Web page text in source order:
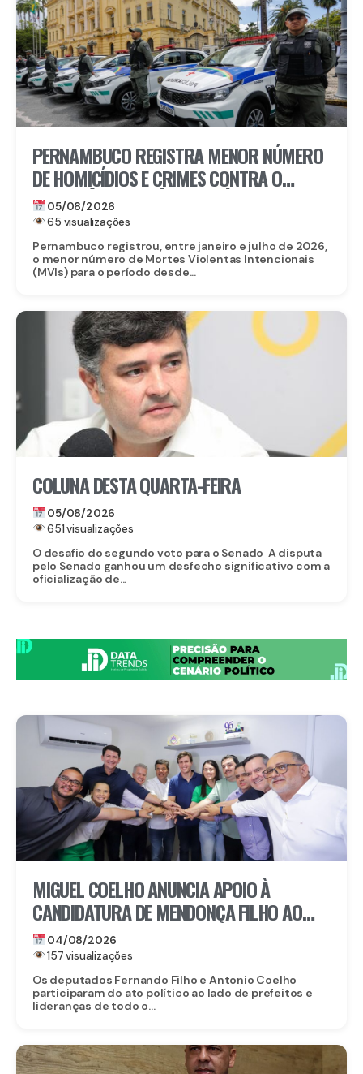
PERNAMBUCO REGISTRA MENOR NÚMERO
DE HOMICÍDIOS E CRIMES CONTRA O
PATRIMÔNIO DA SÉRIE HISTÓRICA NOS
SETE PRIMEIROS MESES DE 2026
05/08/2026
65 visualizações
Pernambuco registrou, entre janeiro e julho de 2026,
o menor número de Mortes Violentas Intencionais
(MVIs) para o período desde...
COLUNA DESTA QUARTA-FEIRA
05/08/2026
651 visualizações
O desafio do segundo voto para o Senado A disputa
pelo Senado ganhou um desfecho significativo com a
oficialização de...
MIGUEL COELHO ANUNCIA APOIO À
CANDIDATURA DE MENDONÇA FILHO AO
SENADO
04/08/2026
157 visualizações
Os deputados Fernando Filho e Antonio Coelho
participaram do ato político ao lado de prefeitos e
lideranças de todo o...